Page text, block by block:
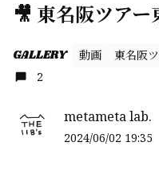
🎥 東名阪ツア
GALLERY 動画
東名阪
2
metameta lab.
2024/06/02 19:35